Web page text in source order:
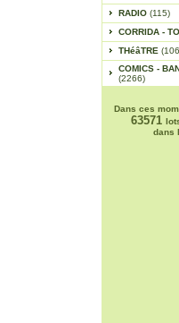
RADIO (115)
CORRIDA -
THéâTRE
COMICS -
(2266)
Dans ces
63571
dans